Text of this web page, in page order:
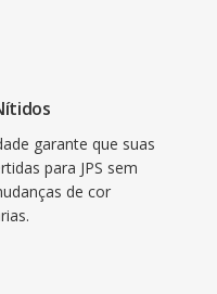
garante que suas
para JPS sem
de cor